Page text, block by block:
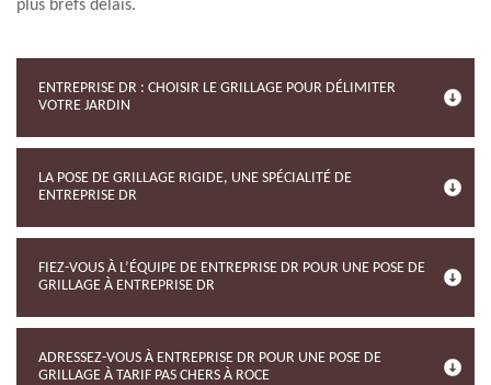
plus brefs délais.
ENTREPRISE DR : CHOISIR LE GRILLAGE POUR DÉLIMITER
VOTRE JARDIN
LA POSE DE GRILLAGE RIGIDE, UNE SPÉCIALITÉ DE
ENTREPRISE DR
FIEZ-VOUS À L’ÉQUIPE DE ENTREPRISE DR POUR UNE POSE DE
GRILLAGE À ENTREPRISE DR
ADRESSEZ-VOUS À ENTREPRISE DR POUR UNE POSE DE
GRILLAGE À TARIF PAS CHERS À ROCE